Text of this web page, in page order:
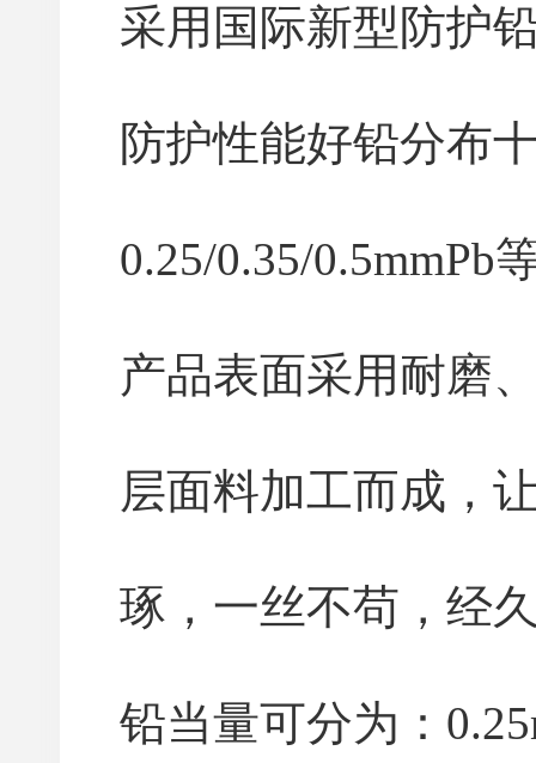
采用国际新型防护
防护性能好铅分布
0.25/0.35/0.5mmPb
产品表面采用耐磨
层面料加工而成，
琢，一丝不苟，经
铅当量可分为：